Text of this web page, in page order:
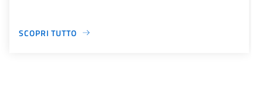
SCOPRI TUTTO